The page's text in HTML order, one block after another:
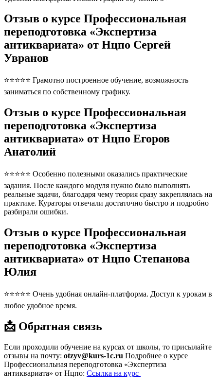
Отзыв о курсе Профессиональная
переподготовка «Экспертиза
антиквариата» от Нцпо Сергей
Увранов
⭐⭐⭐⭐⭐ Грамотно построенное обучение, возможность
заниматься по собственному графику.
Отзыв о курсе Профессиональная
переподготовка «Экспертиза
антиквариата» от Нцпо Егоров
Анатолий
⭐⭐⭐⭐⭐ Особенно полезными оказались практические
задания. После каждого модуля нужно было выполнять
реальные задачи, благодаря чему теория сразу закреплялась на
практике. Кураторы отвечали достаточно быстро и подробно
разбирали ошибки.
Отзыв о курсе Профессиональная
переподготовка «Экспертиза
антиквариата» от Нцпо Степанова
Юлия
⭐⭐⭐⭐⭐ Очень удобная онлайн-платформа. Доступ к урокам в
любое удобное время.
📩 Обратная связь
Если проходили обучение на курсах от школы, то присылайте
отзывы на почту: otzyv@kurs-1c.ru Подробнее о курсе
Профессиональная переподготовка «Экспертиза
антиквариата» от Нцпо: Ссылка на курс